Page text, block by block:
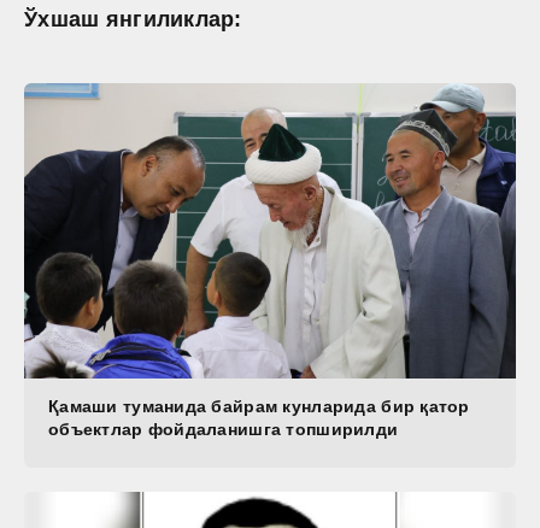
Ўхшаш янгиликлар:
Қамаши туманида байрам кунларида бир қатор
объектлар фойдаланишга топширилди